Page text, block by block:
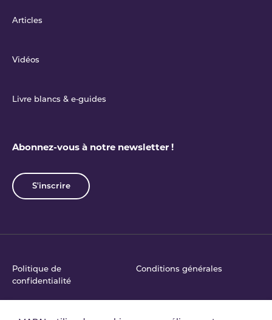
Articles
Vidéos
Livre blancs & e‑guides
Abonnez-vous à notre newsletter !
S'inscrire
Politique de
confidentialité
Conditions générales